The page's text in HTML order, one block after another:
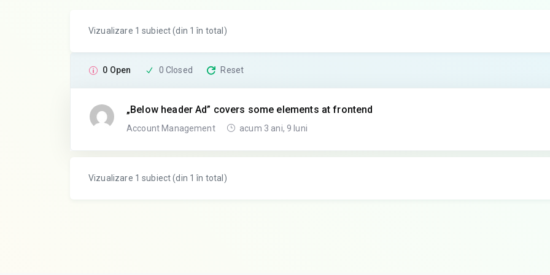
Vizualizare 1 subiect (din 1 în total)
0 Open 0 Closed Reset
„Below header Ad” covers some elements at frontend
Account Management acum 3 ani, 9 luni
Vizualizare 1 subiect (din 1 în total)